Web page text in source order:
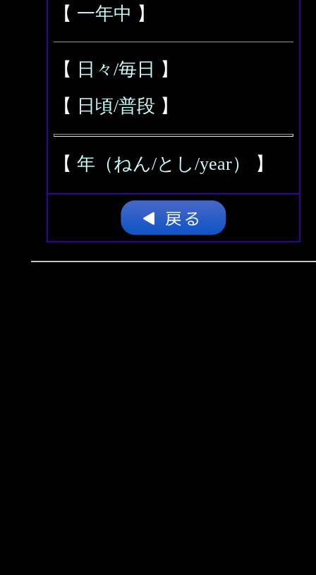
【 一年中 】
【 日々/毎日
】
【
日頃/普段 】
【 年（ねん/とし/year） 】